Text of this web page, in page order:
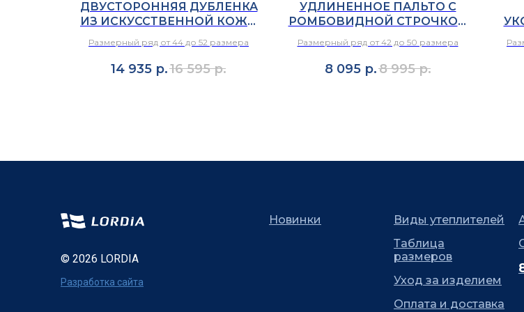
ДВУСТОРОННЯЯ ДУБЛЕНКА
ИЗ ИСКУССТВЕННОЙ КОЖИ
В ЧЕРНОМ ЦВЕТЕ
Размерный ряд от 44 до 52 размера
14 935 р.16 595 р.
УДЛИНЕННОЕ ПАЛЬТО С
РОМБОВИДНОЙ СТРОЧКОЙ
В КЛАССИЧЕСКОМ ЧЕРНОМ
ЦВЕТЕ И ЦВЕТЕ ХАКИ
Размерный ряд от 42 до 50 размера
8 095 р.8 995 р.
© 2026 LORDIA
Разработка сайта
Новинки
Виды утеплителей
Таблица
размеров
Уход за изделием
Оплата и доставка